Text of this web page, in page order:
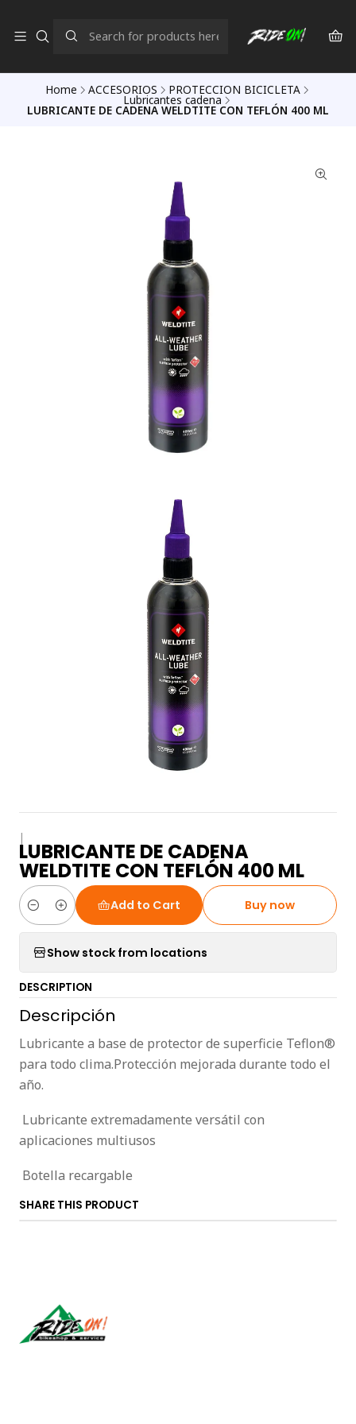
Home ACCESORIOS PROTECCION BICICLETA
Lubricantes cadena
LUBRICANTE DE CADENA WELDTITE CON TEFLÓN 400 ML
|
LUBRICANTE DE CADENA
WELDTITE CON TEFLÓN 400 ML
Quantity
Add to Cart Buy now
Show stock from locations
DESCRIPTION
Descripción
Lubricante a base de protector de superficie Teflon®
para todo clima.Protección mejorada durante todo el
año.
 Lubricante extremadamente versátil con
aplicaciones multiusos
 Botella recargable
SHARE THIS PRODUCT